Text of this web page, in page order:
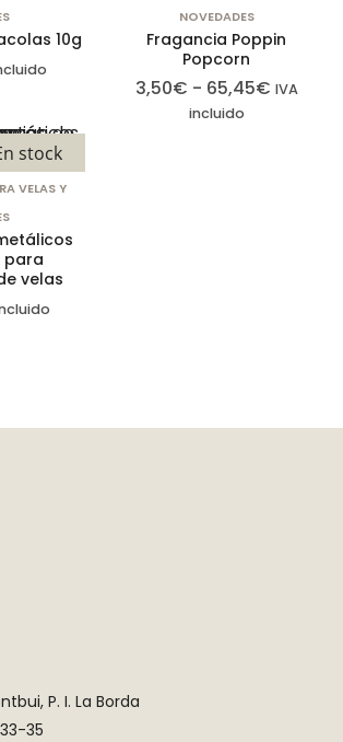
10g
NOVEDADES
Fragancia Poppin
Popcorn
3,50€ - 65,45€ IVA
incluido
stock
VELAS Y
para
velas
P. I. La Borda
35